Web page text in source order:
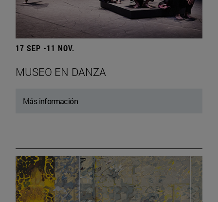
17 SEP -11 NOV.
MUSEO EN DANZA
Más información